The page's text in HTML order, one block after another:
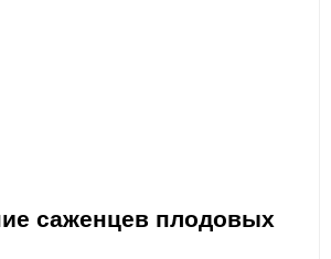
саженцев плодовых